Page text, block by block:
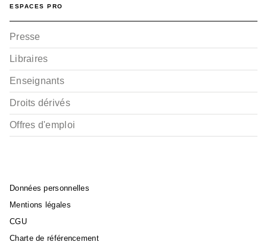
ESPACES PRO
Presse
Libraires
Enseignants
Droits dérivés
Offres d'emploi
Données personnelles
Mentions légales
CGU
Charte de référencement